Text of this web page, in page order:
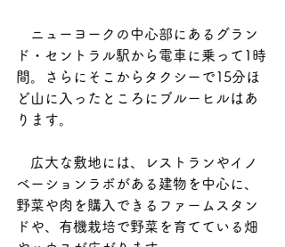
ニューヨークの中心部にあるグラン
ド・セントラル駅から電車に乗って1時
間。さらにそこからタクシーで15分ほ
ど山に入ったところにブルーヒルはあ
ります。
広大な敷地には、レストランやイノ
ベーションラボがある建物を中心に、
野菜や肉を購入できるファームスタン
ドや、有機栽培で野菜を育てている畑